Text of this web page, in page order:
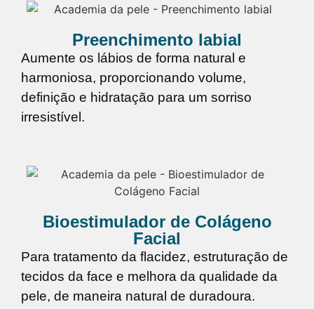
Preenchimento labial
Aumente os lábios de forma natural e
harmoniosa, proporcionando volume,
definição e hidratação para um sorriso
irresistível.
Bioestimulador de Colágeno
Facial
Para tratamento da flacidez, estruturação de
tecidos da face e melhora da qualidade da
pele, de maneira natural de duradoura.